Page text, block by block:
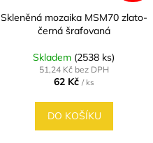
Skleněná mozaika MSM70 zlato-
černá šrafovaná
Skladem (2538 ks)
51,24 Kč bez DPH
62 Kč / ks
DO KOŠÍKU